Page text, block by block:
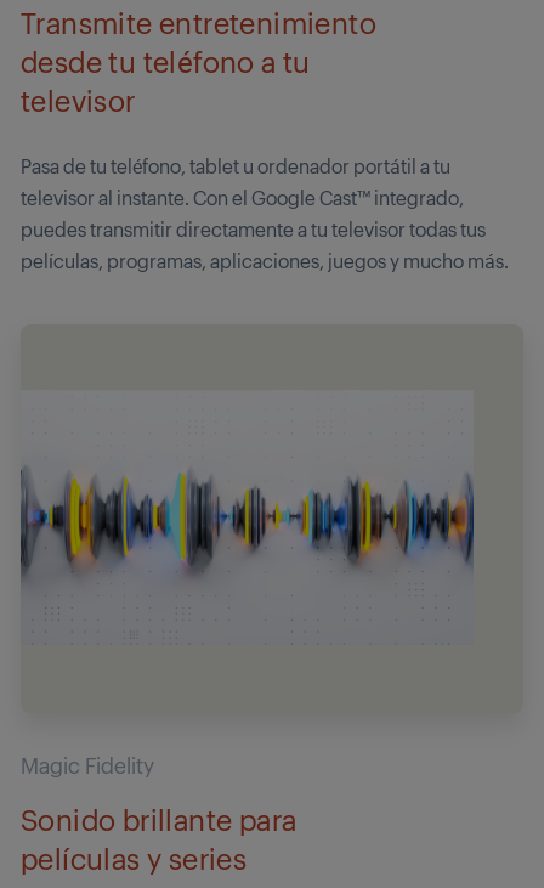
Transmite entretenimiento
desde tu teléfono a tu
televisor
Pasa de tu teléfono, tablet u ordenador portátil a tu
televisor al instante. Con el Google Cast™ integrado,
puedes transmitir directamente a tu televisor todas tus
películas, programas, aplicaciones, juegos y mucho más.
Magic Fidelity
Sonido brillante para
películas y series